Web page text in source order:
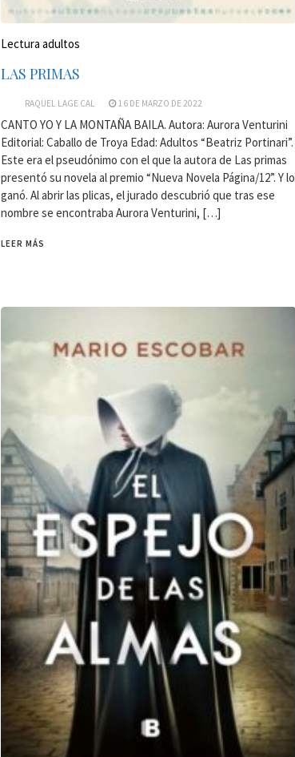
Lectura adultos
LAS PRIMAS
RAQUEL LAGE CAL 16 DE MARZO DE 2022
CANTO YO Y LA MONTAÑA BAILA. Autora: Aurora Venturini
Editorial: Caballo de Troya Edad: Adultos “Beatriz Portinari”.
Este era el pseudónimo con el que la autora de Las primas
presentó su novela al premio “Nueva Novela Página/12”. Y lo
ganó. Al abrir las plicas, el jurado descubrió que tras ese
nombre se encontraba Aurora Venturini, […]
LEER MÁS